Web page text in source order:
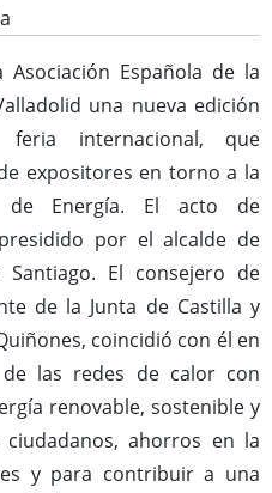
Española de la
una nueva edición
feria internacional, que
expositores en torno a la
de Energía. El acto de
por el alcalde de
Santiago. El consejero de
de la Junta de Castilla y
coincidió con él en
las redes de calor con
renovable, sostenible y
ahorros en la
y para contribuir a una